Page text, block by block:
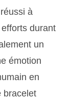
à
durant
un
émotion
en
bracelet